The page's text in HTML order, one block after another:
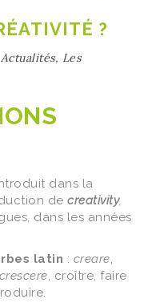
?
Actualités, Les
dans la
de creativity,
dans les années
latin : creare,
crescere, croître, faire